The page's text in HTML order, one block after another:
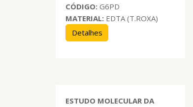
CÓDIGO:G6PD
MATERIAL: EDTA (T.ROXA)
Detalhes
ESTUDO MOLECULAR DA